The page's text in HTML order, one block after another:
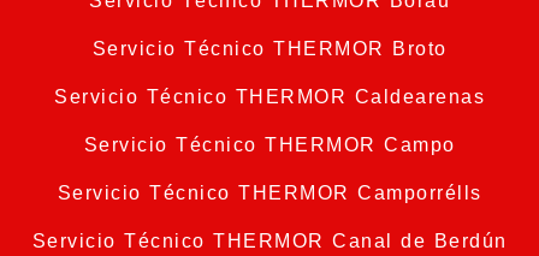
Servicio Técnico THERMOR Broto
Servicio Técnico THERMOR Caldearenas
Servicio Técnico THERMOR Campo
Servicio Técnico THERMOR Camporrélls
Servicio Técnico THERMOR Canal de Berdún